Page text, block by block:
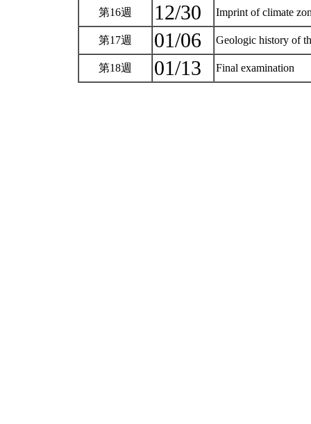
第16週 12/30 Imprint of climate
第17週 01/06 Geologic history of
第18週 01/13 Final examination